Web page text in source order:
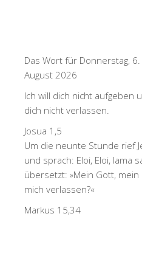
Das Wort für Donnerstag, 6.
August 2026
Ich will dich nicht aufgeben
dich nicht verlassen.
Josua 1,5
Um die neunte Stunde rief
und sprach: Eloi, Eloi, lama
übersetzt: »Mein Gott,
mich verlassen?«
Markus 15,34